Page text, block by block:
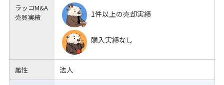
ラッコM&A
売買実績
1件以上の売却実績
購入実績なし
属性 法人